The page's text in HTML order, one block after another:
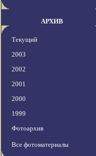
АРХИВ
Текущий
2003
2002
2001
2000
1999
Фотоархив
Все фотоматериалы